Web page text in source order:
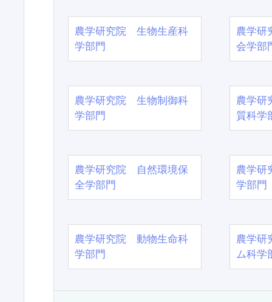
農学研究院 生物生産科
学部門
農学
会学部
農学研究院 生物制御科
学部門
農学
質科学
農学研究院 自然環境保
全学部門
農学
学部門
農学研究院 動物生命科
学部門
農学
ム科学